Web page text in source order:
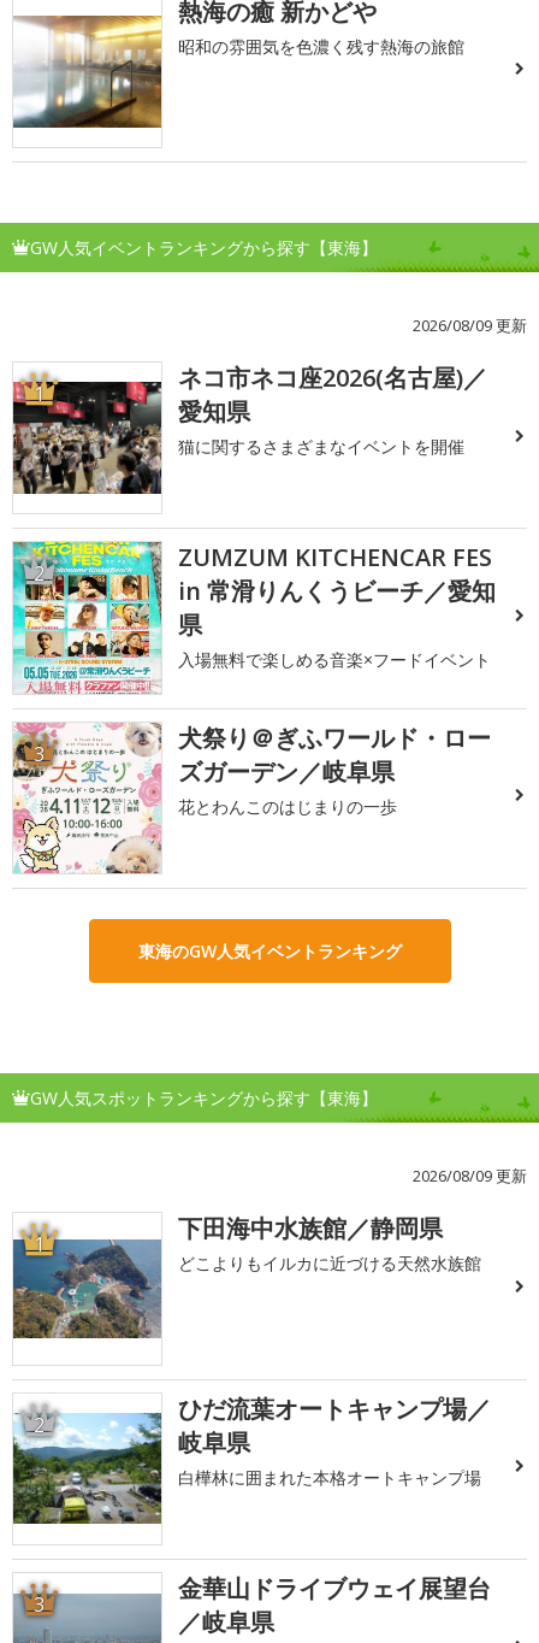
熱海の癒 新かどや
昭和の雰囲気を色濃く残す熱海の旅館
GW人気イベントランキングから探す【東海】
2026/08/09 更新
1
ネコ市ネコ座2026(名古屋)／
愛知県
猫に関するさまざまなイベントを開催
2
ZUMZUM KITCHENCAR FES
in 常滑りんくうビーチ／愛知
県
入場無料で楽しめる音楽×フードイベント
3
犬祭り＠ぎふワールド・ロー
ズガーデン／岐阜県
花とわんこのはじまりの一歩
東海のGW人気イベントランキング
GW人気スポットランキングから探す【東海】
2026/08/09 更新
1 下田海中水族館／静岡県
どこよりもイルカに近づける天然水族館
2
ひだ流葉オートキャンプ場／
岐阜県
白樺林に囲まれた本格オートキャンプ場
3
金華山ドライブウェイ展望台
／岐阜県